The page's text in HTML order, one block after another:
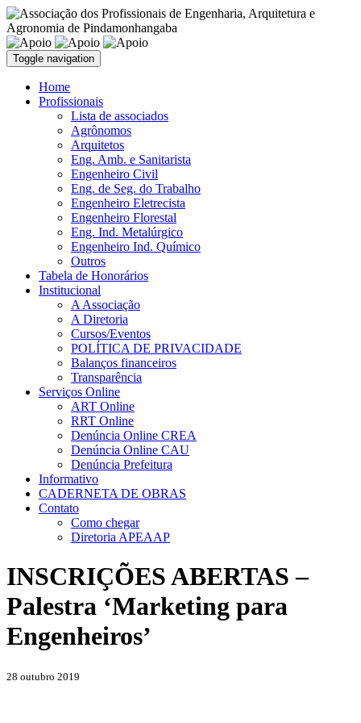
Toggle navigation
Home
Profissionais
Lista de associados
Agrônomos
Arquitetos
Eng. Amb. e Sanitarista
Engenheiro Civil
Eng. de Seg. do Trabalho
Engenheiro Eletrecista
Engenheiro Florestal
Eng. Ind. Metalúrgico
Engenheiro Ind. Químico
Outros
Tabela de Honorários
Institucional
A Associação
A Diretoria
Cursos/Eventos
POLÍTICA DE PRIVACIDADE
Balanços financeiros
Transparência
Serviços Online
ART Online
RRT Online
Denúncia Online CREA
Denúncia Online CAU
Denúncia Prefeitura
Informativo
CADERNETA DE OBRAS
Contato
Como chegar
Diretoria APEAAP
INSCRIÇÕES ABERTAS –
Palestra ‘Marketing para
Engenheiros’
28 outubro 2019